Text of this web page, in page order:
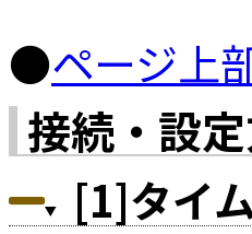
●ページ上
接続・設
[1]タイ